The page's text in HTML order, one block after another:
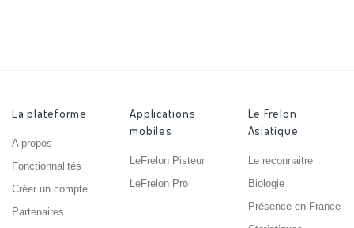
La plateforme
A propos
Fonctionnalités
Créer un compte
Partenaires
Applications
mobiles
LeFrelon Pisteur
LeFrelon Pro
Le Frelon
Asiatique
Le reconnaitre
Biologie
Présence en France